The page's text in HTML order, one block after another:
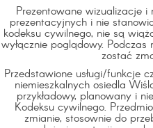
Prezentowane wizualizacje i
prezentacyjnych i nie
kodeksu cywilnego, nie są
wyłącznie poglądowy.
zostać
Przedstawione usługi/funkcje
niemieszkalnych osiedla
przykładowy, planowany i
Kodeksu cywilnego.
zmianie, stosownie do